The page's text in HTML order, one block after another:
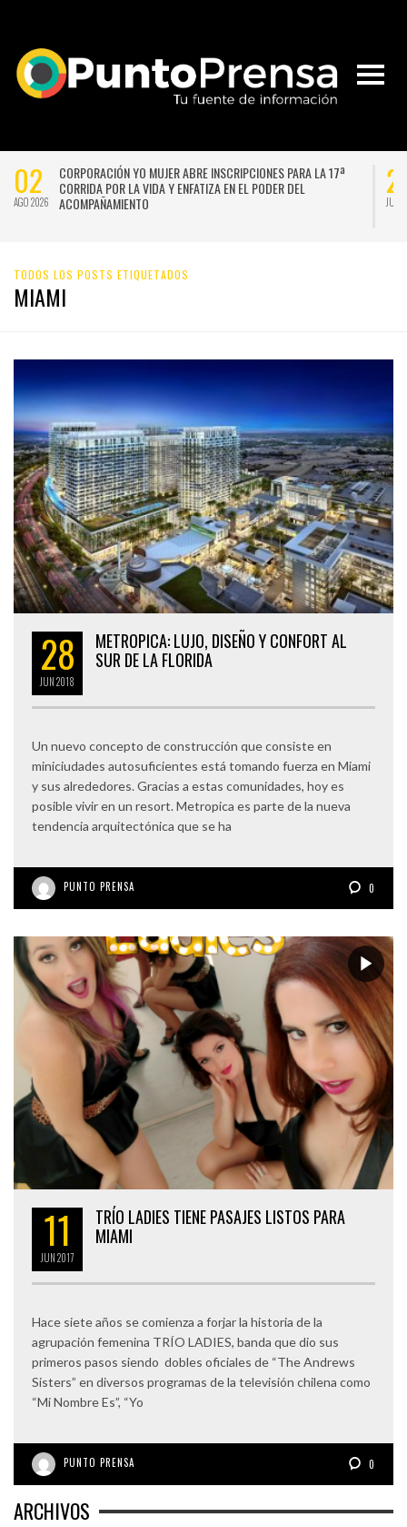
02
AGO 2026
CORPORACIÓN YO MUJER ABRE INSCRIPCIONES PARA LA 17ª
CORRIDA POR LA VIDA Y ENFATIZA EN EL PODER DEL
ACOMPAÑAMIENTO
JUL
TODOS LOS POSTS ETIQUETADOS
MIAMI
28
JUN2018
METROPICA: LUJO, DISEÑO Y CONFORT AL
SUR DE LA FLORIDA
Un nuevo concepto de construcción que consiste en
miniciudades autosuficientes está tomando fuerza en Miami
y sus alrededores. Gracias a estas comunidades, hoy es
posible vivir en un resort. Metropica es parte de la nueva
tendencia arquitectónica que se ha
PUNTO PRENSA 0
11
JUN2017
TRÍO LADIES TIENE PASAJES LISTOS PARA
MIAMI
Hace siete años se comienza a forjar la historia de la
agrupación femenina TRÍO LADIES, banda que dio sus
primeros pasos siendo dobles oficiales de “The Andrews
Sisters” en diversos programas de la televisión chilena como
“Mi Nombre Es”, “Yo
PUNTO PRENSA 0
ARCHIVOS